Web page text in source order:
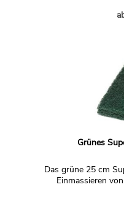
Grünes
Das grüne 25 cm
Einmassieren